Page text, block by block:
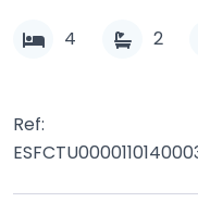
4 2
Ref: